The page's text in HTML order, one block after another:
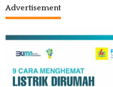
Advertisement